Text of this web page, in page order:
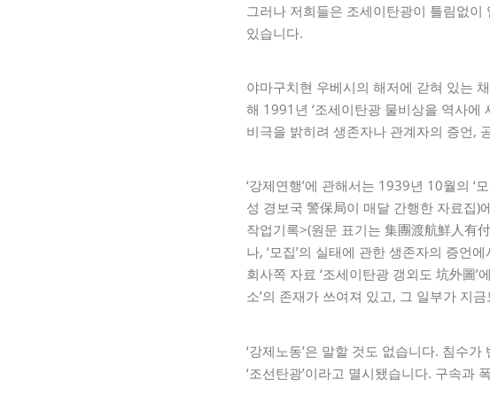
그러나 저희들은 조세이탄광이 틀림없이
있습니다.
야마구치현 우베시의 해저에 갇혀 있는
해 1991년 ‘조세이탄광 물비상을 역사에
비극을 밝히려 생존자나 관계자의 증언,
‘강제연행’에 관해서는 1939년 10월의 ‘
성 경보국 警保局이 매달 간행한 자료집)
작업기록>(원문 표기는 集團渡航鮮人有
나, ‘모집’의 실태에 관한 생존자의 증언
회사쪽 자료 ‘조세이탄광 갱외도 坑外圖
소’의 존재가 쓰여져 있고, 그 일부가 지
‘강제노동’은 말할 것도 없습니다. 침수
‘조선탄광’이라고 멸시됐습니다. 구속과